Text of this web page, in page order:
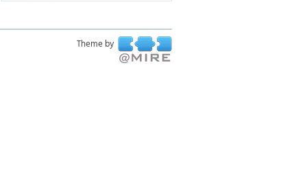
Theme by